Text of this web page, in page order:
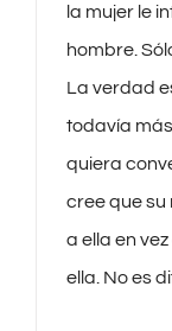
la mujer le
hombre.
La verdad
todavía
quiera
cree que su
a ella en
ella. No es